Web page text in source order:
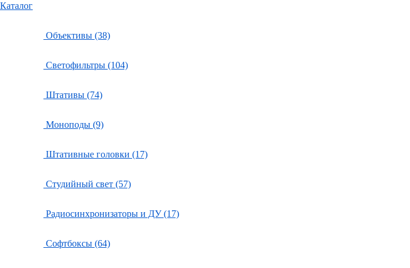
Каталог
Объективы (38)
Светофильтры (104)
Штативы (74)
Моноподы (9)
Штативные головки (17)
Студийный свет (57)
Радиосинхронизаторы и ДУ (17)
Софтбоксы (64)